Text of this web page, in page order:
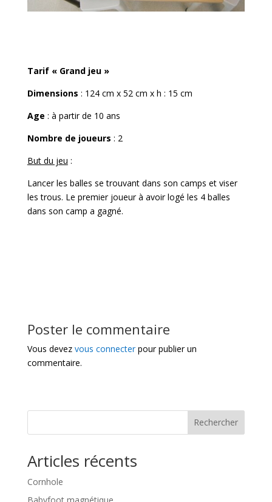
Tarif « Grand jeu »
Dimensions : 124 cm x 52 cm x h : 15 cm
Age : à partir de 10 ans
Nombre de joueurs : 2
But du jeu :
Lancer les balles se trouvant dans son camps et viser
les trous. Le premier joueur à avoir logé les 4 balles
dans son camp a gagné.
Poster le commentaire
Vous devez vous connecterpour publier un
commentaire.
Rechercher
Articles récents
Cornhole
Babyfoot magnétique